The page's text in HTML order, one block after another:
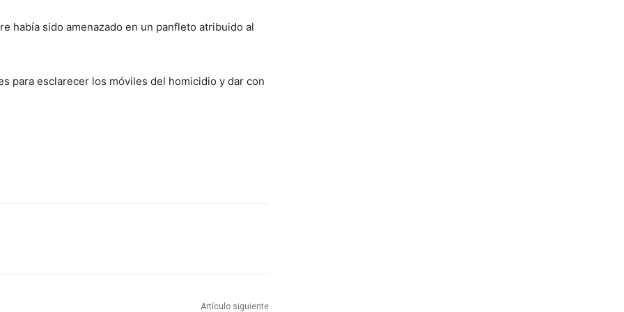
había sido amenazado en un panfleto atribuido al
para esclarecer los móviles del homicidio y dar con
Artículo siguiente